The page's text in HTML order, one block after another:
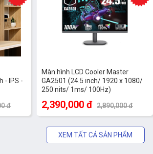
- IPS -
đ
Màn hình LCD Cooler Master
GA2501 (24.5 inch/ 1920 x 1080/
250 nits/ 1ms/ 100Hz)
2,390,000 đ 2,890,000 đ
XEM TẤT CẢ SẢN PHẨM